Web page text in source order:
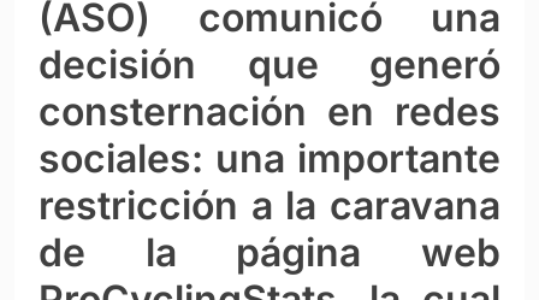
(ASO) comunicó una
decisión que generó
consternación en redes
sociales: una importante
restricción a la caravana
de la página web